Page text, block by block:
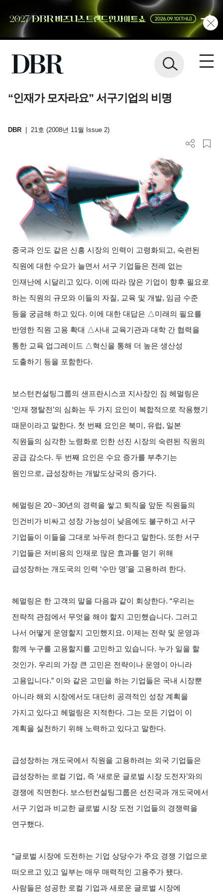
“인재가 모자라요” 서구기업의 비명
DBR 21호 (2008년 11월 Issue 2)
중국과 인도 같은 신흥 시장의 인력이 고령화되고, 숙련된
직원에 대한 수요가 늘면서 서구 기업들은 전례 없는
인재난에 시달리고 있다. 이에 따라 많은 기업이 향후 필요로
하는 직원의 규모와 이들의 자질, 교육 및 개발, 임금 수준
등을 궁금해 하고 있다. 이에 대한 대답은 △미래의 필요를
반영한 직원 고용 확대 △사내 교육기관과 대학 간 협력을
통한 교육 업그레이드 △혁신을 통해 더 높은 생산성
도출하기 등을 포함한다.
보스턴컨설팅그룹의 샌프란시스코 지사장인 짐 헤멀링은
‘인재 쟁탈전’의 심화는 두 가지 요인이 복합적으로 작용했기
때문이라고 말한다. 첫 번째 요인은 북미, 유럽, 일본
직원들의 심각한 노령화로 인한 선진 시장의 숙련된 직원의
공급 감소다. 두 번째 요인은 수요 증가를 부추기는
원인으로, 급성장하는 개발도상국의 증가다.
헤멀링은 20∼30년의 경력을 쌓고 퇴직을 앞둔 직원들의
인건비가 비싸고 성장 가능성이 낮음에도 불구하고 서구
기업들이 이들을 그대로 놔두려 한다고 말한다. 또한 서구
기업들은 저비용의 인재로 많은 효과를 얻기 위해
급성장하는 개도국의 인력 ‘수만 명’을 고용하려 한다.
헤멀링은 한 고객의 말을 다음과 같이 회상한다. “우리는
전략적 관점에서 무엇을 해야 할지 고민했습니다. 그러고
나서 어떻게 운영할지 고민했지요. 이제는 전략 및 운영과
함께 누구를 고용할지를 고민하고 있습니다. 누가 일을 할
것인가. 우리의 가장 큰 고민은 전략이나 운영이 아니라
고용입니다.” 이와 같은 고민을 하는 기업들은 국내 시장뿐
아니라 해외 시장에서도 대단히 공격적인 성장 계획을
가지고 있다고 헤멀링은 지적한다. 그는 모든 기업이 이
계획을 실천하기 위해 노력하고 있다고 말한다.
급성장하는 개도국에서 직원을 고용하려는 외국 기업들은
급성장하는 로컬 기업, 즉 ‘새로운 글로벌 시장 도전자’와의
경쟁에 직면한다. 보스턴컨설팅그룹은 선진국과 개도국에서
서구 기업과 비교한 글로벌 시장 도전 기업들의 경쟁력을
연구했다.
“글로벌 시장에 도전하는 기업 상당수가 주요 경쟁 기업으로
떠오르고 있고 일부는 매우 매력적인 고용주가 됐다.
사람들은 성공한 로컬 기업과 새로운 글로벌 시장에